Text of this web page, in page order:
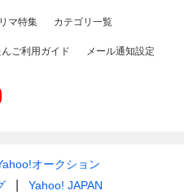
マ特集 カテゴリ一覧
ご利用ガイド メール通知設定
オークション
Yahoo! JAPAN